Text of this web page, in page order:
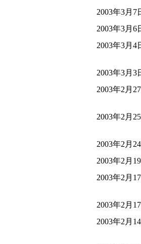
2003年3月7
2003年3月6
2003年3月4
2003年3月3
2003年2月
2003年2月
2003年2月
2003年2月
2003年2月
2003年2月
2003年2月